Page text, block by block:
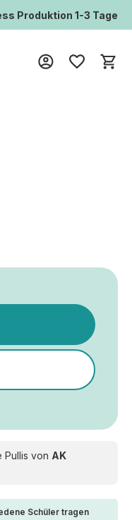
Produktion 1-3 Tage
Pullis von AK
Schüler tragen